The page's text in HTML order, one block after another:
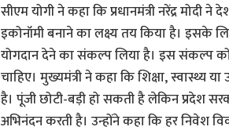
सीएम योगी ने कहा कि प्रधानमंत्री नरेंद्र मोदी
इकोनॉमी बनाने का लक्ष्य तय किया है। इसके
योगदान देने का संकल्प लिया है। इस संकल्प
चाहिए। मुख्यमंत्री ने कहा कि शिक्षा, स्वास्थ्य
है। पूंजी छोटी-बड़ी हो सकती है लेकिन प्रदेश
अभिनंदन करती है। उन्होंने कहा कि हर निवेश